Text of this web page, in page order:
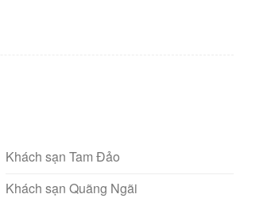
Khách sạn Tam Đảo
Khách sạn Quãng Ngãi